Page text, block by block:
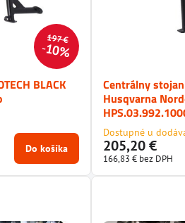
197 €
10%
BLACK
Do košíka
Centrálny stojan
Husqvarna
Dostupné u
205,20 €
166,83 € bez DPH